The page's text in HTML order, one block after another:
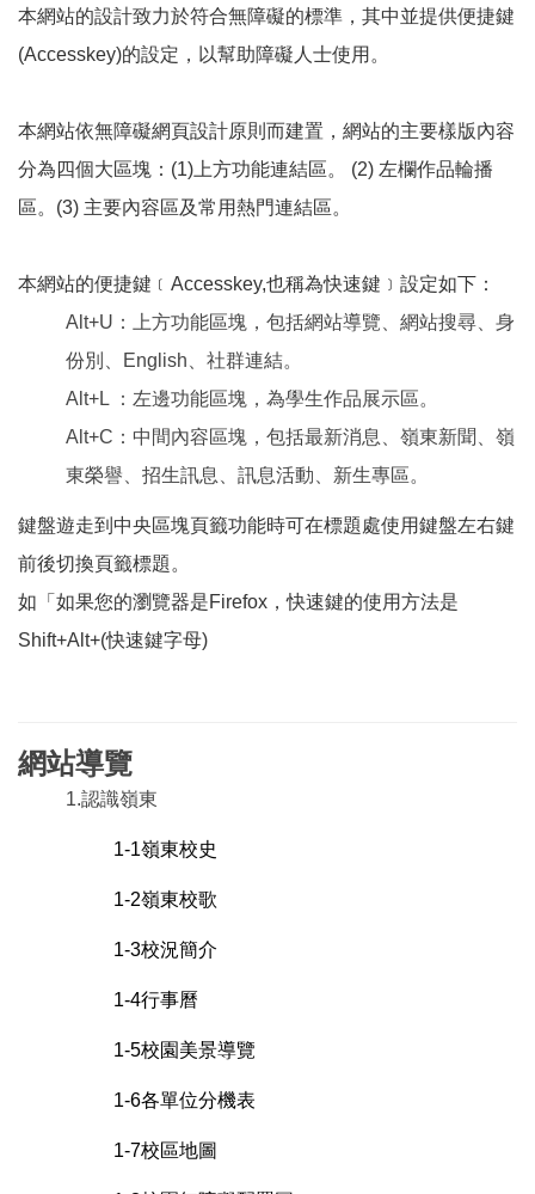
本網站的設計致力於符合無障礙的標準，其中並提供便捷鍵
(Accesskey)的設定，以幫助障礙人士使用。
本網站依無障礙網頁設計原則而建置，網站的主要樣版內容
分為四個大區塊：(1)上方功能連結區。 (2) 左欄作品輪播
區。(3) 主要內容區及常用熱門連結區。
本網站的便捷鍵﹝Accesskey,也稱為快速鍵﹞設定如下：
Alt+U：上方功能區塊，包括網站導覽、網站搜尋、身
份別、English、社群連結。
Alt+L ：左邊功能區塊，為學生作品展示區。
Alt+C：中間內容區塊，包括最新消息、嶺東新聞、嶺
東榮譽、招生訊息、訊息活動、新生專區。
鍵盤遊走到中央區塊頁籤功能時可在標題處使用鍵盤左右鍵
前後切換頁籤標題。
如「如果您的瀏覽器是Firefox，快速鍵的使用方法是
Shift+Alt+(快速鍵字母)
網站導覽
1.認識嶺東
1-1嶺東校史
1-2嶺東校歌
1-3校況簡介
1-4行事曆
1-5校園美景導覽
1-6各單位分機表
1-7校區地圖